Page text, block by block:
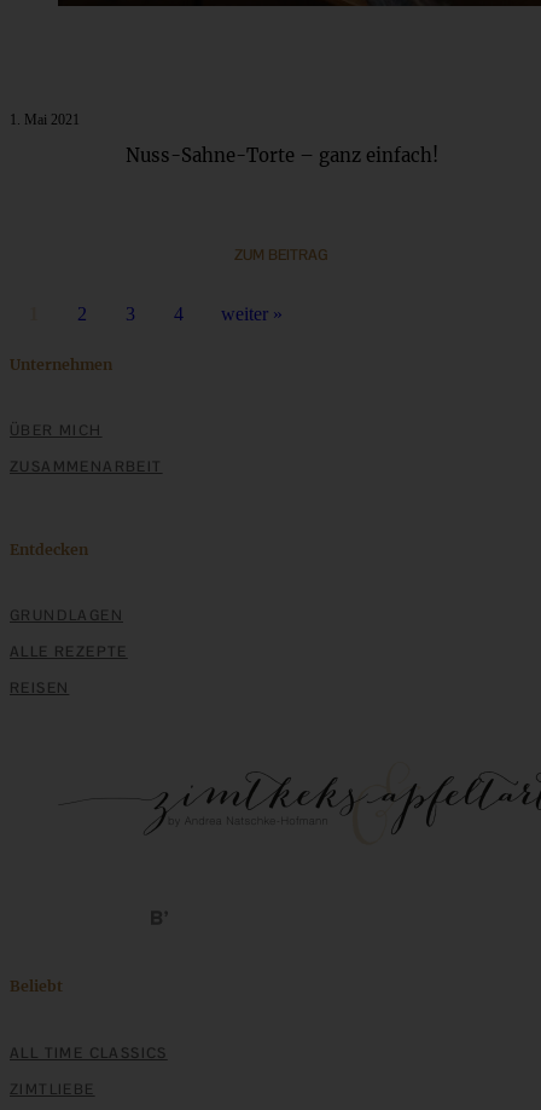
1. Mai 2021
ZUM BEITRAG
Nuss-Sahne-Torte – ganz einfach!
2 3 4 weiter »
Unternehmen
ÜBER MICH
ZUSAMMENARBEIT
Entdecken
GRUNDLAGEN
ALLE REZEPTE
REISEN
Beliebt
ALL TIME CLASSICS
ZIMTLIEBE